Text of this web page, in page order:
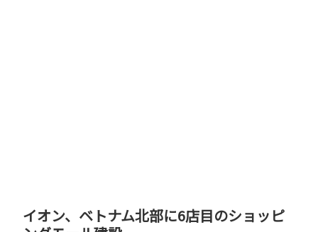
イオン、ベトナム北部に6店目のショッピ